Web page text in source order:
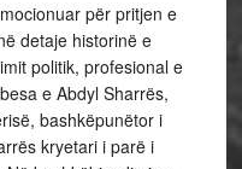
për pritjen e
detaje historinë e
politik, profesional e
e Abdyl Sharrës,
bashkëpunëtor i
kryetari i parë i